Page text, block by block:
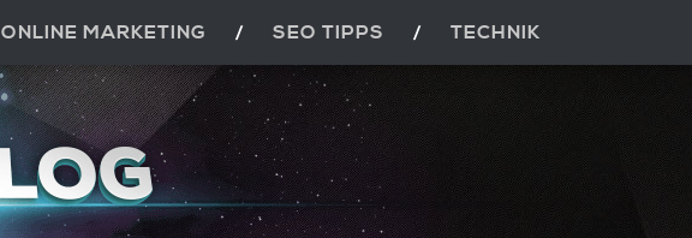
ONLINE MARKETING SEO TIPPS TECHNIK